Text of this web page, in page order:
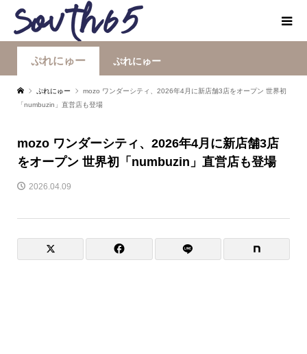
ぷれにゅー ぷれにゅー
ぷれにゅー
mozo ワンダーシティ、2026年4月に新店舗3店をオープン 世界初
「numbuzin」直営店も登場
mozo ワンダーシティ、2026年4月に新店舗3店
をオープン 世界初「numbuzin」直営店も登場
2026.04.09